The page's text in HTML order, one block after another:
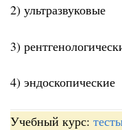
2) ультразвуковые
3)
4) эндоскопические
Учебный курс: